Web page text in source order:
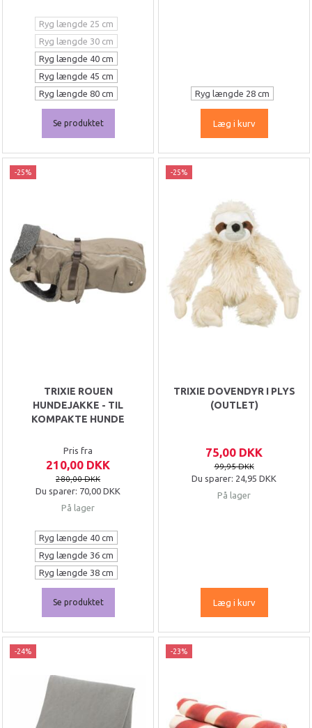
Ryg længde 25 cm
Ryg længde 30 cm
Ryg længde 40 cm
Ryg længde 45 cm
Ryg længde 80 cm
Se produktet
Ryg længde 28 cm
Læg i kurv
-25%
TRIXIE ROUEN
HUNDEJAKKE - TIL
KOMPAKTE HUNDE
Pris fra
210,00 DKK
280,00 DKK
Du sparer: 70,00 DKK
På lager
Ryg længde 40 cm
Ryg længde 36 cm
Ryg længde 38 cm
Se produktet
-25%
TRIXIE DOVENDYR I PLYS
(OUTLET)
75,00 DKK
99,95 DKK
Du sparer: 24,95 DKK
På lager
Læg i kurv
-24% -23%